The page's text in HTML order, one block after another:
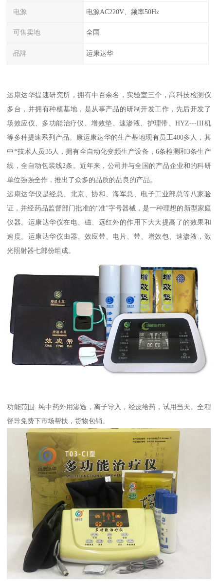
电源 电源AC220V、频率50Hz
可售卖地 全国
品牌 运康达华
运康达华提速研究所，拥有中百余名，实验室三个，高科技检测仪
多台，并拥有种植基地，是从事产品的研制开发工作，先后开发了
场效应仪、多功能治疗仪、增效垫、速渗液、护理带、HYZ---III机
等多种提速系列产品。康运康达华的生产基地现有员工400多人，其
中*技术人员35人，拥有全自动化变频生产设备，6条检测和3条生产
线，全自动包装线2条。近年来，公司并与全国的产品企业和的科研
单位强强全作，推出了众多的品质的品良的产品。
运康达华仪是经总、北京、协和、海军总、电子工业部总等八家验
证，并经药品监督部门批准的“准”字号器械，是一种理想的新型家庭
仪器。运康达华仪在电、磁、远红外的作用下大大提高了的效果和
速度。运康达华仪由器、效应带、电片、带、增效包、速渗液，激
光照射器七部份组成。
功能范围: 纯中药外用渗透，离子导入，经皮给药，试用当天。全程
督导免费下市场帮扶，货物包销。